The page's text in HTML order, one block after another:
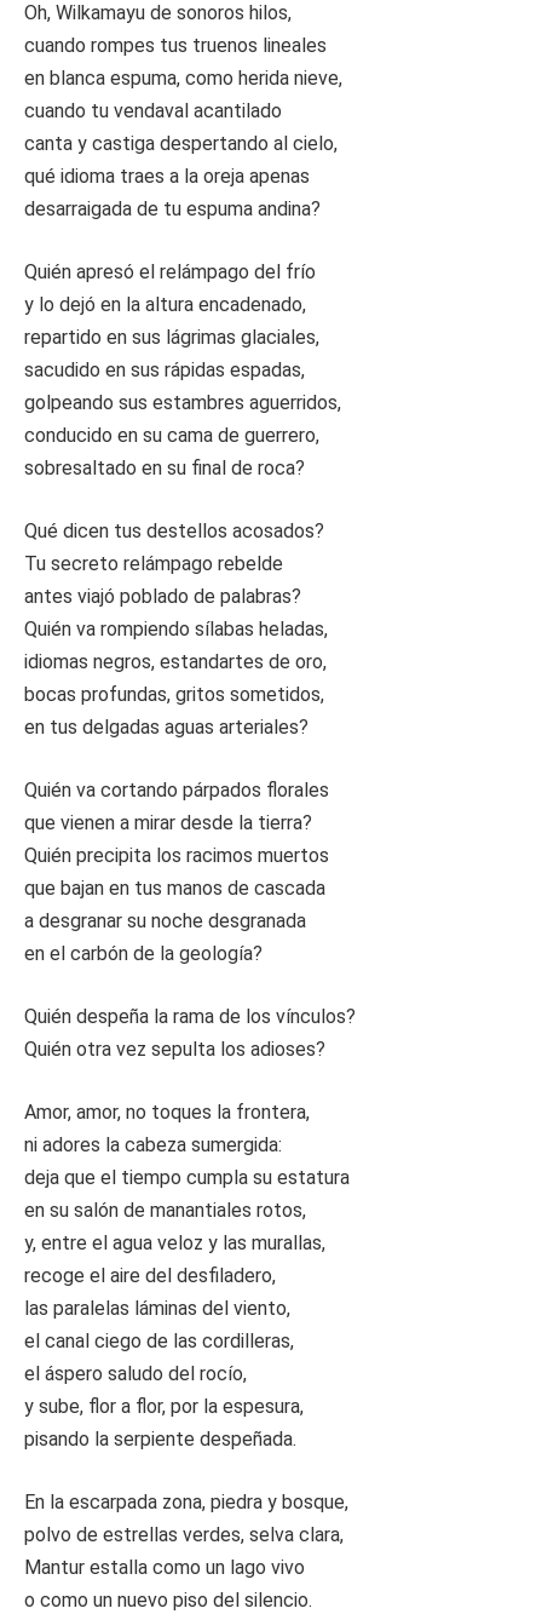
Oh, Wilkamayu de sonoros hilos,
cuando rompes tus truenos lineales
en blanca espuma, como herida nieve,
cuando tu vendaval acantilado
canta y castiga despertando al cielo,
qué idioma traes a la oreja apenas
desarraigada de tu espuma andina?
Quién apresó el relámpago del frío
y lo dejó en la altura encadenado,
repartido en sus lágrimas glaciales,
sacudido en sus rápidas espadas,
golpeando sus estambres aguerridos,
conducido en su cama de guerrero,
sobresaltado en su final de roca?
Qué dicen tus destellos acosados?
Tu secreto relámpago rebelde
antes viajó poblado de palabras?
Quién va rompiendo sílabas heladas,
idiomas negros, estandartes de oro,
bocas profundas, gritos sometidos,
en tus delgadas aguas arteriales?
Quién va cortando párpados florales
que vienen a mirar desde la tierra?
Quién precipita los racimos muertos
que bajan en tus manos de cascada
a desgranar su noche desgranada
en el carbón de la geología?
Quién despeña la rama de los vínculos?
Quién otra vez sepulta los adioses?
Amor, amor, no toques la frontera,
ni adores la cabeza sumergida:
deja que el tiempo cumpla su estatura
en su salón de manantiales rotos,
y, entre el agua veloz y las murallas,
recoge el aire del desfiladero,
las paralelas láminas del viento,
el canal ciego de las cordilleras,
el áspero saludo del rocío,
y sube, flor a flor, por la espesura,
pisando la serpiente despeñada.
En la escarpada zona, piedra y bosque,
polvo de estrellas verdes, selva clara,
Mantur estalla como un lago vivo
o como un nuevo piso del silencio.